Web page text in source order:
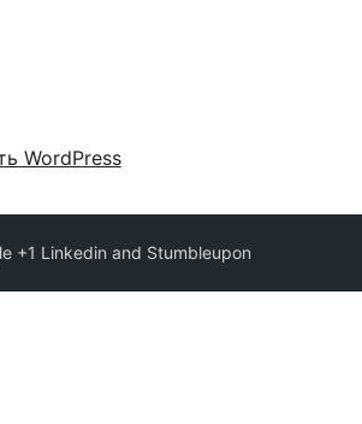
WordPress
+1 Linkedin and Stumbleupon